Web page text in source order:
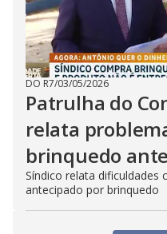
DO R7/03/05/2026
Patrulha do
relata
brinquedo
Síndico relata dificuldades
antecipado por brinquedo